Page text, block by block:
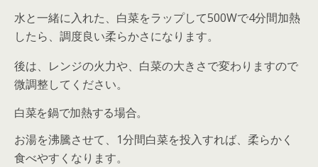
水と一緒に入れた、白菜をラップして500Wで4分間加熱
したら、調度良い柔らかさになります。
後は、レンジの火力や、白菜の大きさで変わりますので
微調整してください。
白菜を鍋で加熱する場合。
お湯を沸騰させて、1分間白菜を投入すれば、柔らかく
食べやすくなります。